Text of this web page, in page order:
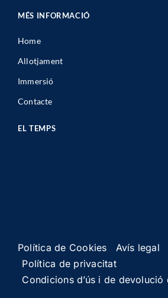
Contacte